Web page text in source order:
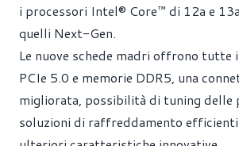
i processori Intel® Core™ di 12a e
quelli Next-Gen.
Le nuove schede madri offrono
PCIe 5.0 e memorie DDR5, una
migliorata, possibilità di tuning delle
soluzioni di raffreddamento efficienti